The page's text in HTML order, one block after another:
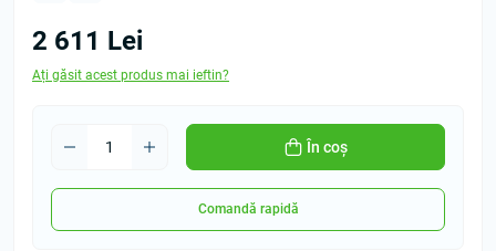
2 611 Lei
Ați găsit acest produs mai ieftin?
În coș
Comandă rapidă